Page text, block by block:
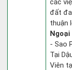
các
đất
thuận
Ngoại
- Sao
Tại
Viên